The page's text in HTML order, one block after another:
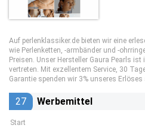
Auf perlenklassiker.de bieten wir eine
wie Perlenketten, -armbänder und -
Preisen. Unser Hersteller Gaura Pearls ist
vertreten. Mit exzellentem Service, 30
Garantie spenden wir 3% unseres
27 Werbemittel
Start